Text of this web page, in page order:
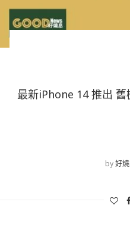
最新iPhone 14 推出
by好